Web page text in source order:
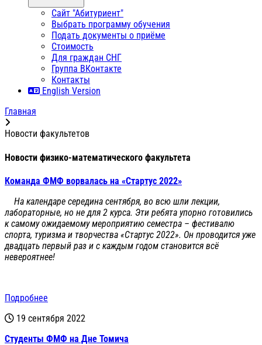
Сайт "Абитуриент"
Выбрать программу обучения
Подать документы о приёме
Стоимость
Для граждан СНГ
Группа ВКонтакте
Контакты
English Version
Главная
Новости факультетов
Новости физико-математического факультета
Команда ФМФ ворвалась на «Стартус 2022»
На календаре середина сентября, во всю шли лекции,
лабораторные, но не для 2 курса. Эти ребята упорно готовились
к самому ожидаемому мероприятию семестра – фестивалю
спорта, туризма и творчества «Стартус 2022». Он проводится уже
двадцать первый раз и с каждым годом становится всё
невероятнее!
Подробнее
19 сентября 2022
Студенты ФМФ на Дне Томича